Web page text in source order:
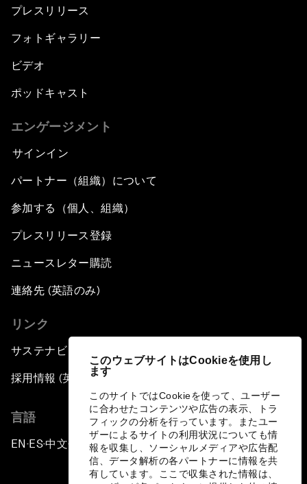
このウェブサイトはCookieを使用し
ます
このサイトではCookieを使って、ユーザー
に合わせたコンテンツや広告の表示、トラ
フィックの分析を行っています。またユー
ザーによるサイトの利用状況についても情
報を収集し、ソーシャルメディアや広告配
信、データ解析の各パートナーに情報を共
有しています。ここで収集された情報は、
プレスリリース
フォトギャラリー
ビデオ
ポッドキャスト
エンゲージメント
サインイン
パートナー（組織）について
参加する（個人、組織）
プレスリリース登録
ニュースレター購読
連絡先 (英語のみ)
リンク
サステナビリティへの取り組み
採用情報 (英語のみ)
言語
EN ▪ES▪中文▪ 日本語